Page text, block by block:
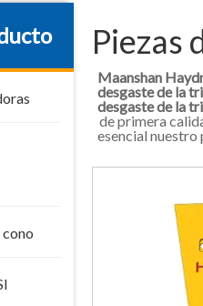
Piezas
Maanshan
desgaste de la
desgaste de la
de primera
esencial